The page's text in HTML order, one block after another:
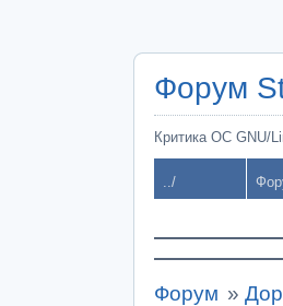
Форум
Критика ОС GNU/
../
Форум »